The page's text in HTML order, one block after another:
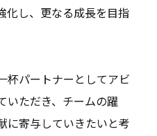
化し、更なる成長を目指
杯パートナーとしてアビ
いただき、チームの躍
に寄与していきたいと考